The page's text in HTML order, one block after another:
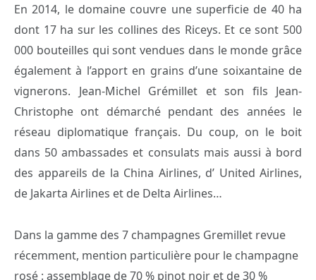
En 2014, le domaine couvre une superficie de 40 ha
dont 17 ha sur les collines des Riceys. Et ce sont 500
000 bouteilles qui sont vendues dans le monde grâce
également à l’apport en grains d’une soixantaine de
vignerons. Jean-Michel Grémillet et son fils Jean-
Christophe ont démarché pendant des années le
réseau diplomatique français. Du coup, on le boit
dans 50 ambassades et consulats mais aussi à bord
des appareils de la China Airlines, d’ United Airlines,
de Jakarta Airlines et de Delta Airlines…
Dans la gamme des 7 champagnes Gremillet revue
récemment, mention particulière pour le champagne
rosé : assemblage de 70 % pinot noir et de 30 %